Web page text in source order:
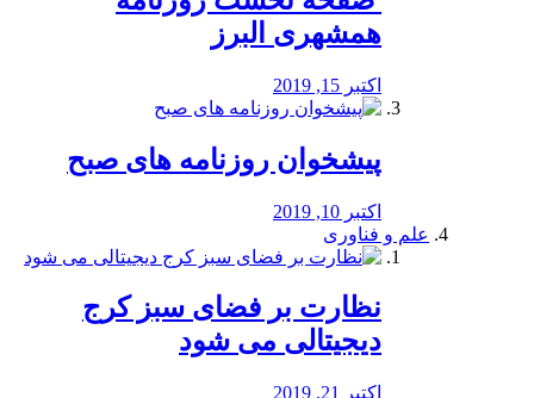
همشهری البرز
اکتبر 15, 2019
پیشخوان روزنامه های صبح
اکتبر 10, 2019
علم و فناوری
نظارت بر فضای سبز کرج
دیجیتالی می شود
اکتبر 21, 2019